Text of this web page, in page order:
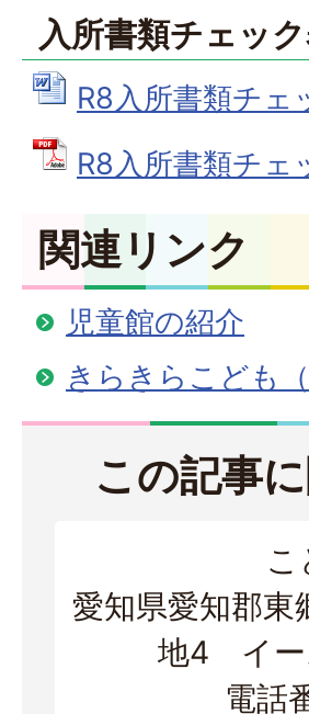
入所書類チェッ
R8入所書類チェ
R8入所書類チェ
関連リンク
児童館の紹介
きらきらこども
この記事
こ
愛知県愛知郡東
地4 イー
電話